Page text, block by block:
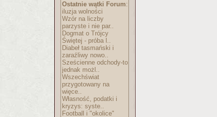
Ostatnie wątki Forum:
iluzja wolności
Wzór na liczby
parzyste i nie par..
Dogmat o Trójcy
Świętej - próba l..
Diabeł tasmański i
zaraźliwy nowo..
Sześcienne odchody-to
jednak możl..
Wszechświat
przygotowany na
więce..
Własność, podatki i
kryzys: syste..
Football i "okolice"